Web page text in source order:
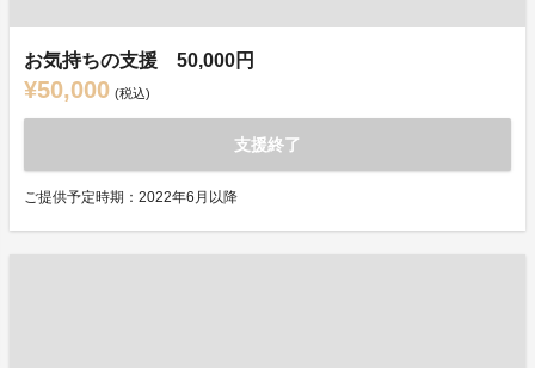
お気持ちの支援 50,000円
¥50,000 (税込)
支援終了
ご提供予定時期：2022年6月以降